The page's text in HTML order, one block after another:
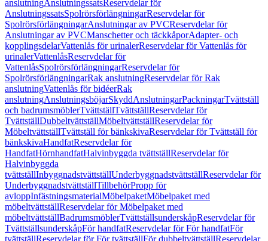
anslutningAnslutningssatsReservdelar för
AnslutningssatsSpolrörsförlängningarReservdelar för
SpolrörsförlängningarAnslutningar av PVCReservdelar för
Anslutningar av PVCManschetter och täckkåporAdapter- och
kopplingsdelarVattenlås för urinalerReservdelar för Vattenlås för
urinalerVattenlåsReservdelar för
VattenlåsSpolrörsförlängningarReservdelar för
SpolrörsförlängningarRak anslutningReservdelar för Rak
anslutningVattenlås för bidéerRak
anslutningAnslutningsböjarSkyddAnslutningarPackningarTvättställ
och badrumsmöblerTvättställTvättställReservdelar för
TvättställDubbeltvättställMöbeltvättställReservdelar för
MöbeltvättställTvättställ för bänkskivaReservdelar för Tvättställ för
bänkskivaHandfatReservdelar för
HandfatHörnhandfatHalvinbyggda tvättställReservdelar för
Halvinbyggda
tvättställInbyggnadstvättställUnderbyggnadstvättställReservdelar för
UnderbyggnadstvättställTillbehörPropp för
avloppInfästningsmaterialMöbelpaketMöbelpaket med
möbeltvättställReservdelar för Möbelpaket med
möbeltvättställBadrumsmöblerTvättställsunderskåpReservdelar för
TvättställsunderskåpFör handfatReservdelar för För handfatFör
tvättställReservdelar för För tvättställFör dubbeltvättställReservdelar